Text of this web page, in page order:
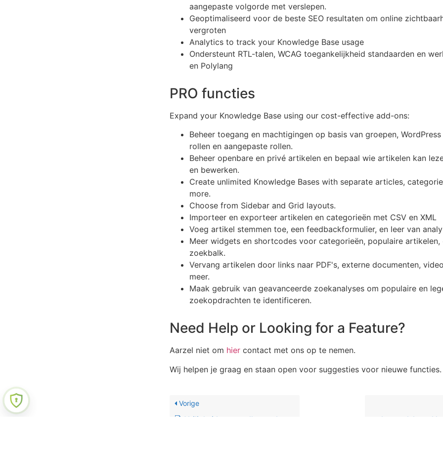
aangepaste volgorde met verslepen.
Geoptimaliseerd voor de beste SEO resultaten om online
vergroten
Analytics to track your Knowledge Base usage
Ondersteunt RTL-talen, WCAG toegankelijkheid standaarden en
en Polylang
PRO functies
Expand your Knowledge Base using our cost-effective add-ons:
Beheer toegang en machtigingen op basis van groepen,
rollen en aangepaste rollen.
Beheer openbare en privé artikelen en bepaal wie artikelen kan
en bewerken.
Create unlimited Knowledge Bases with separate articles,
more.
Choose from Sidebar and Grid layouts.
Importeer en exporteer artikelen en categorieën met CSV en XML
Voeg artikel stemmen toe, een feedbackformulier, en leer van
Meer widgets en shortcodes voor categorieën, populaire artikelen,
zoekbalk.
Vervang artikelen door links naar PDF's, externe documenten,
meer.
Maak gebruik van geavanceerde zoekanalyses om populaire en
zoekopdrachten te identificeren.
Need Help or Looking for a Feature?
Aarzel niet om hiercontact met ons op te nemen.
Wij helpen je graag en staan ​​open voor suggesties voor nieuwe functies.
Vorige
Veiligheidsprotocollen op de werkplek
Je